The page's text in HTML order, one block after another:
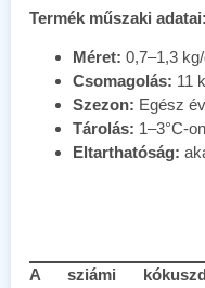
Termék műszaki adatai:
Méret: 0,7–1,3
Csomagolás: 11
Szezon: Egész
Tárolás: 1–3°C-
Eltarthatóság:
A sziámi